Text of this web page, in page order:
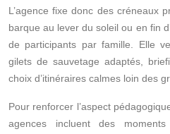
L’agence fixe donc des créneaux
barque au lever du soleil ou en fin
de participants par famille. Elle
gilets de sauvetage adaptés,
choix d’itinéraires calmes loin des
Pour renforcer l’aspect
agences incluent des